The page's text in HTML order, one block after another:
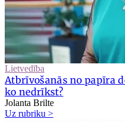
Lietvedība
Atbrīvošanās no papīra
ko nedrīkst?
Jolanta Brilte
Uz rubriku >